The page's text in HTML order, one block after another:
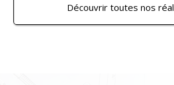
Découvrir toutes nos